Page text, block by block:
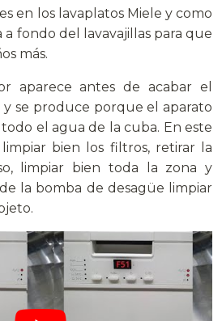
en los lavaplatos Miele y como
fondo del lavavajillas para que
más.
aparece antes de acabar el
y se produce porque el aparato
el agua de la cuba. En este
bien los filtros, retirar la
limpiar bien toda la zona y
la bomba de desagüe limpiar